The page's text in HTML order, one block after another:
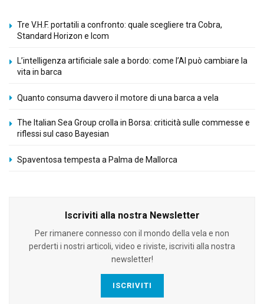
Tre V.H.F. portatili a confronto: quale scegliere tra Cobra,
Standard Horizon e Icom
L’intelligenza artificiale sale a bordo: come l’AI può cambiare la
vita in barca
Quanto consuma davvero il motore di una barca a vela
The Italian Sea Group crolla in Borsa: criticità sulle commesse e
riflessi sul caso Bayesian
Spaventosa tempesta a Palma de Mallorca
Iscriviti alla nostra Newsletter
Per rimanere connesso con il mondo della vela e non
perderti i nostri articoli, video e riviste, iscriviti alla nostra
newsletter!
ISCRIVITI